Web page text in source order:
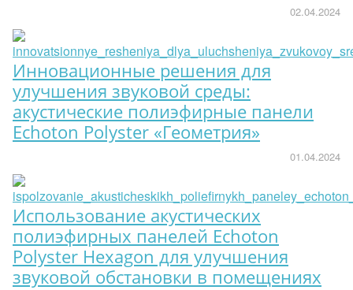
02.04.2024
Инновационные решения для
улучшения звуковой среды:
акустические полиэфирные панели
Echoton Polyster «Геометрия»
01.04.2024
Использование акустических
полиэфирных панелей Echoton
Polyster Hexagon для улучшения
звуковой обстановки в помещениях